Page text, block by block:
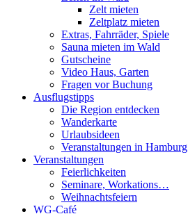
Zelt mieten
Zeltplatz mieten
Extras, Fahrräder, Spiele
Sauna mieten im Wald
Gutscheine
Video Haus, Garten
Fragen vor Buchung
Ausflugstipps
Die Region entdecken
Wanderkarte
Urlaubsideen
Veranstaltungen in Hamburg
Veranstaltungen
Feierlichkeiten
Seminare, Workations…
Weihnachtsfeiern
WG-Café